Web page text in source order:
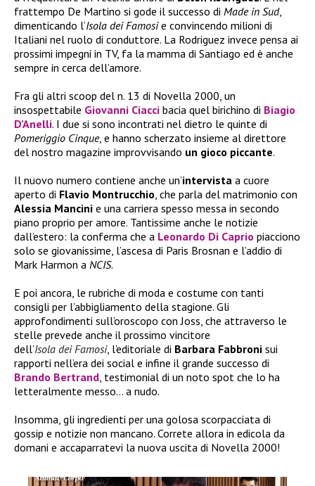
frattempo De Martino si gode il successo di Made in Sud,
dimenticando l’Isola dei Famosie convincendo milioni di
Italiani nel ruolo di conduttore. La Rodriguez invece pensa ai
prossimi impegni in TV, fa la mamma di Santiago ed è anche
sempre in cerca dell’amore.
Fra gli altri scoop del n. 13 di Novella 2000, un
insospettabile Giovanni Ciacci bacia quel birichino di Biagio
D’Anelli. I due si sono incontrati nel dietro le quinte di
Pomeriggio Cinque, e hanno scherzato insieme al direttore
del nostro magazine improvvisando un gioco piccante.
Il nuovo numero contiene anche un’intervista a cuore
aperto di Flavio Montrucchio, che parla del matrimonio con
Alessia Mancini e una carriera spesso messa in secondo
piano proprio per amore. Tantissime anche le notizie
dall’estero: la conferma che a Leonardo Di Caprio piacciono
solo se giovanissime, l’ascesa di Paris Brosnan e l’addio di
Mark Harmon a NCIS.
E poi ancora, le rubriche di moda e costume con tanti
consigli per l’abbigliamento della stagione. Gli
approfondimenti sull’oroscopo con Joss, che attraverso le
stelle prevede anche il prossimo vincitore
dell’Isola dei Famosi, l’editoriale di Barbara Fabbroni sui
rapporti nell’era dei social e infine il grande successo di
Brando Bertrand, testimonial di un noto spot che lo ha
letteralmente messo… a nudo.
Insomma, gli ingredienti per una golosa scorpacciata di
gossip e notizie non mancano. Correte allora in edicola da
domani e accaparratevi la nuova uscita di Novella 2000!